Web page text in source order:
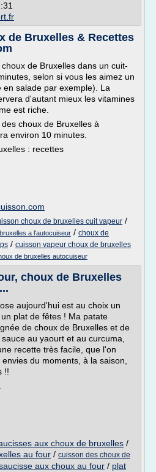
de Bruxelles & Recettes
de Bruxelles dans un cuit-
selon si vous les aimez un
salade par exemple). La
d'autant mieux les vitamines
est riche.
choux de Bruxelles à
environ 10 minutes.
: recettes
choux de bruxelles cuit vapeur /
a l'autocuiseur / choux de
/ cuisson vapeur choux de bruxelles
de bruxelles autocuiseur
choux de Bruxelles
aujourd'hui est au choix un
plat de fêtes ! Ma patate
de choux de Bruxelles et de
au yaourt et au curcuma,
recette très facile, que l'on
du moments, à la saison,
!!
aux choux de bruxelles /
au four / cuisson des choux de
aux choux au four / plat